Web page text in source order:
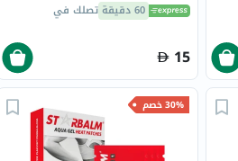
60 دقيقة تصلك في
15
30% خصم